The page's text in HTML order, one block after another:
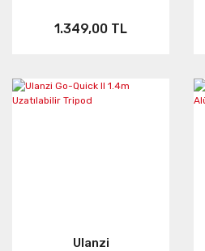
1.349,00 TL
Ulanzi